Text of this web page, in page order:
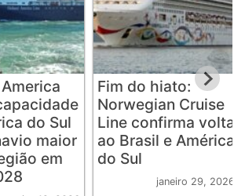
do Sul
maior
em
Fim do hiato:
Norwegian Cruise
Line confirma volta
ao Brasil e América
do Sul
janeiro 29, 2026